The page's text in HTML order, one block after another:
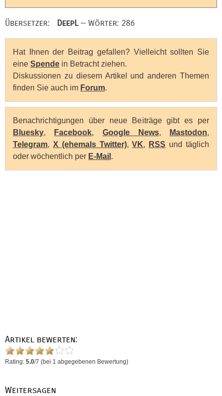
Übersetzer: DeepL— Wörter: 286
Hat Ihnen der Beitrag gefallen? Vielleicht sollten Sie
eine Spende in Betracht ziehen.
Diskussionen zu diesem Artikel und anderen Themen
finden Sie auch im Forum.
Benachrichtigungen über neue Beiträge gibt es per
Bluesky, Facebook, Google News, Mastodon,
Telegram, X (ehemals Twitter),VK, RSS und täglich
oder wöchentlich per E-Mail .
Artikel bewerten:
Rating: 5.0/7 (bei 1 abgegebenen Bewertung)
Weitersagen